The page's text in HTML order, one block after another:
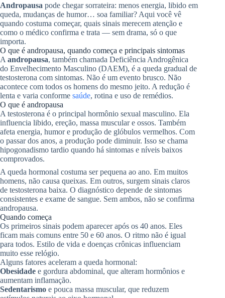
Andropausa pode chegar sorrateira: menos energia, libido em
queda, mudanças de humor… soa familiar? Aqui você vê
quando costuma começar, quais sinais merecem atenção e
como o médico confirma e trata — sem drama, só o que
importa.
O que é andropausa, quando começa e principais sintomas
A andropausa, também chamada Deficiência Androgênica
do Envelhecimento Masculino (DAEM), é a queda gradual de
testosterona com sintomas. Não é um evento brusco. Não
acontece com todos os homens do mesmo jeito. A redução é
lenta e varia conforme saúde, rotina e uso de remédios.
O que é andropausa
A testosterona é o principal hormônio sexual masculino. Ela
influencia libido, ereção, massa muscular e ossos. Também
afeta energia, humor e produção de glóbulos vermelhos. Com
o passar dos anos, a produção pode diminuir. Isso se chama
hipogonadismo tardio quando há sintomas e níveis baixos
comprovados.
A queda hormonal costuma ser pequena ao ano. Em muitos
homens, não causa queixas. Em outros, surgem sinais claros
de testosterona baixa. O diagnóstico depende de sintomas
consistentes e exame de sangue. Sem ambos, não se confirma
andropausa.
Quando começa
Os primeiros sinais podem aparecer após os 40 anos. Eles
ficam mais comuns entre 50 e 60 anos. O ritmo não é igual
para todos. Estilo de vida e doenças crônicas influenciam
muito esse relógio.
Alguns fatores aceleram a queda hormonal:
Obesidade e gordura abdominal, que alteram hormônios e
aumentam inflamação.
Sedentarismo e pouca massa muscular, que reduzem